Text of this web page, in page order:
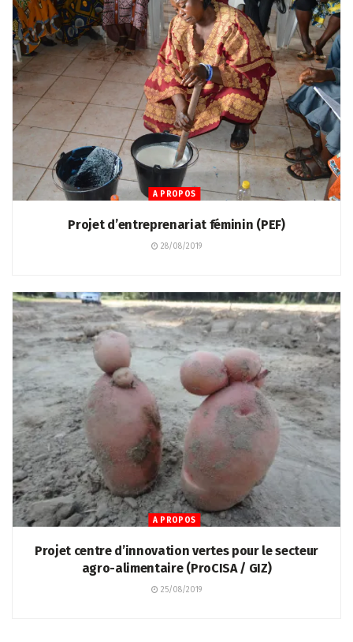
A PROPOS
Projet d’entreprenariat féminin (PEF)
28/08/2019
A PROPOS
Projet centre d’innovation vertes pour le secteur
agro-alimentaire (ProCISA / GIZ)
25/08/2019